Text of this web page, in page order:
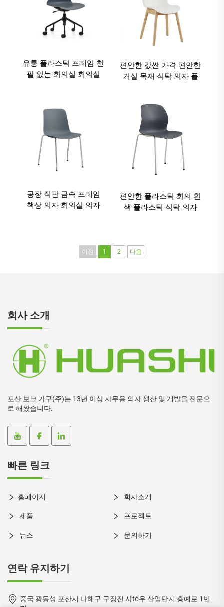
유통 플라스틱 프레임 천
팔 없는 회의실 회의실
편안한 값싼 가격 편안한
거실 목재 식탁 의자 플
공장 직판 금속 프레임
책상 의자 회의실 의자
편안한 플라스틱 회의 흰
색 플라스틱 식탁 의자
이전 1 2 다음
회사 소개
포산 보크 가구(주)는 13년 이상 사무용 의자 생산 및 개발을 전문으
로 해왔습니다.
빠른 링크
홈페이지 회사소개
제품 프로젝트
뉴스 문의하기
연락 유지하기
중국 광동성 포산시 나해구 구장진 샤tó우 산업단지 흥예로 1번